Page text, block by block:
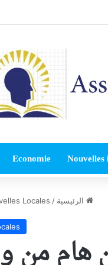
Nouvelles
Economie
الرئيسية /
Locales
هام من